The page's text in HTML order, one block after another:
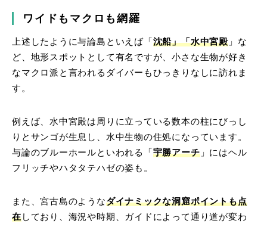
ワイドもマクロも網羅
上述したように与論島といえば「 沈船」「水中宮殿」な
ど、地形スポットとして有名ですが、小さな生物が好き
なマクロ派と言われるダイバーもひっきりなしに訪れま
す。
例えば、水中宮殿は周りに立っている数本の柱にびっし
りとサンゴが生息し、水中生物の住処になっています。
与論のブルーホールといわれる「 宇勝アーチ」にはヘル
フリッチやハタタテハゼの姿も。
また、宮古島のようなダイナミックな洞窟ポイントも点
在しており、海況や時期、ガイドによって通り道が変わ